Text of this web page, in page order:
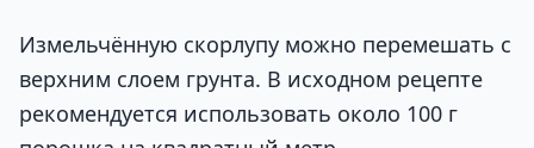
Измельчённую скорлупу можно перемешать с
верхним слоем грунта. В исходном рецепте
рекомендуется использовать около 100 г